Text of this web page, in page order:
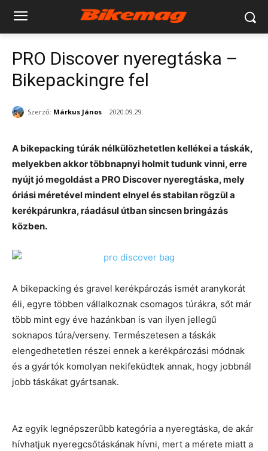
PRO Discover nyeregtáska –
Bikepackingre fel
Szerző: Márkus János 2020.09.29.
A bikepacking túrák nélkülözhetetlen kellékei a táskák,
melyekben akkor többnapnyi holmit tudunk vinni, erre
nyújt jó megoldást a PRO Discover nyeregtáska, mely
óriási méretével mindent elnyel és stabilan rögzül a
kerékpárunkra, ráadásul útban sincsen bringázás
közben.
A bikepacking és gravel kerékpározás ismét aranykorát
éli, egyre többen vállalkoznak csomagos túrákra, sőt már
több mint egy éve hazánkban is van ilyen jellegű
soknapos túra/verseny. Természetesen a táskák
elengedhetetlen részei ennek a kerékpározási módnak
és a gyártók komolyan nekifeküdtek annak, hogy jobbnál
jobb táskákat gyártsanak.
Az egyik legnépszerűbb kategória a nyeregtáska, de akár
hívhatjuk nyeregcsőtáskának hívni, mert a mérete miatt a